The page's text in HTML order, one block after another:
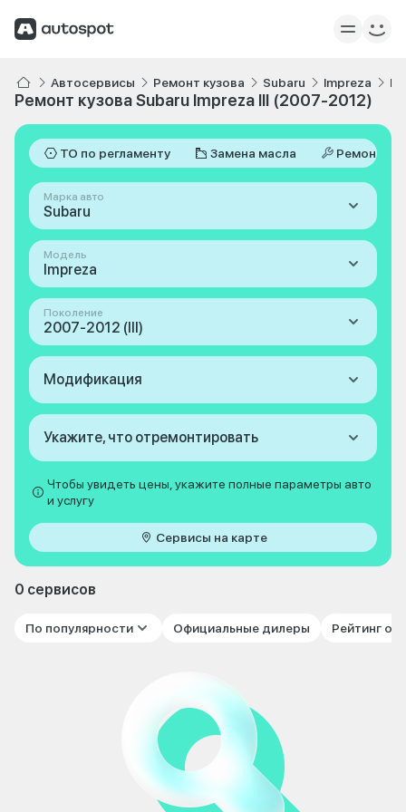
Автосервисы Ремонт кузова Subaru Impreza III
Ремонт кузова Subaru Impreza III (2007-2012)
ТО по регламенту Замена масла Ремонт
Марка авто
Subaru
Модель
Impreza
Поколение
2007-2012 (III)
Модификация
Укажите, что отремонтировать
Чтобы увидеть цены, укажите полные параметры авто
и услугу
Сервисы на карте
0 сервисов
По популярности Официальные дилеры Рейтинг